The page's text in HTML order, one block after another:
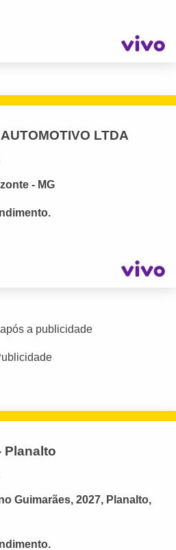
LTDA
- MG
a publicidade
Planalto
Guimarães, 2027, Planalto,